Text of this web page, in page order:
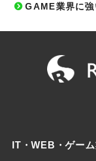
GAME業界に強
IT・WEB・ゲー